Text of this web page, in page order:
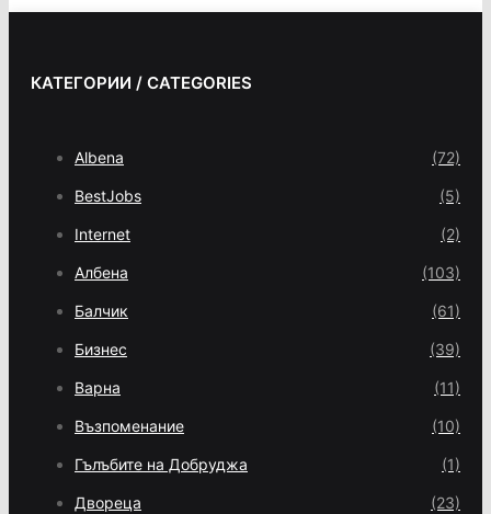
КАТЕГОРИИ / CATEGORIES
Albena (72)
BestJobs (5)
Internet (2)
Албена (103)
Балчик (61)
Бизнес (39)
Варна (11)
Възпоменание (10)
Гълъбите на Добруджа (1)
Двореца (23)